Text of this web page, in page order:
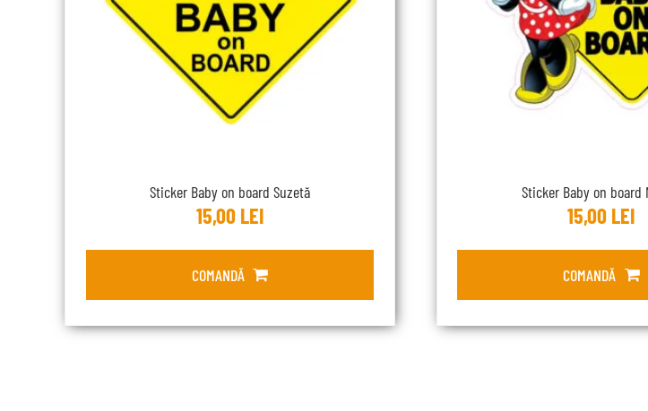
Sticker Baby on board Suzetă
15,00 LEI
COMANDĂ
Sticker Baby on board
15,00 LEI
COMANDĂ